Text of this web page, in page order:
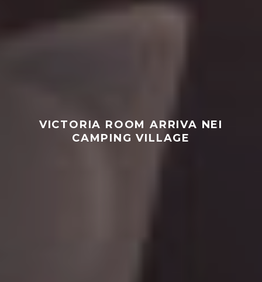
VICTORIA ROOM ARRIVA NEI
CAMPING VILLAGE